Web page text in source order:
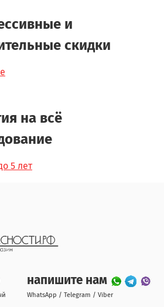
и
скидки
на всё
5 лет
напишите нам
WhatsApp / Telegram / Viber